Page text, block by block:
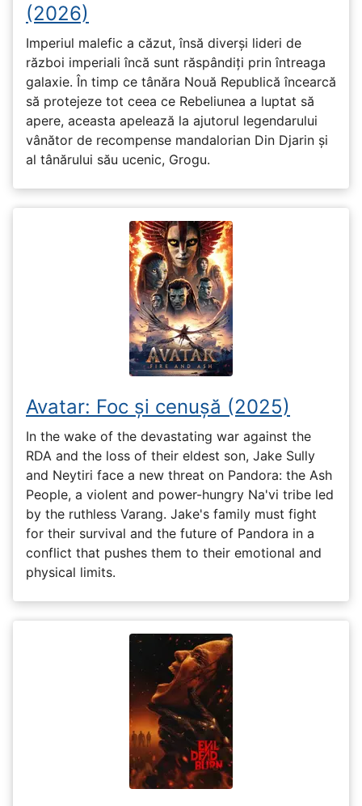
(2026)
Imperiul malefic a căzut, însă diverși lideri de
război imperiali încă sunt răspândiți prin întreaga
galaxie. În timp ce tânăra Nouă Republică încearcă
să protejeze tot ceea ce Rebeliunea a luptat să
apere, aceasta apelează la ajutorul legendarului
vânător de recompense mandalorian Din Djarin și
al tânărului său ucenic, Grogu.
Avatar: Foc și cenușă (2025)
In the wake of the devastating war against the
RDA and the loss of their eldest son, Jake Sully
and Neytiri face a new threat on Pandora: the Ash
People, a violent and power-hungry Na'vi tribe led
by the ruthless Varang. Jake's family must fight
for their survival and the future of Pandora in a
conflict that pushes them to their emotional and
physical limits.